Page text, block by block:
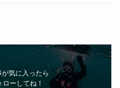
が気に入ったら
ローしてね！